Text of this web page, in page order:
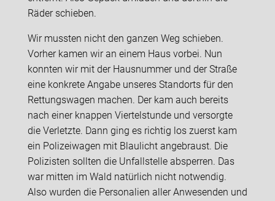
Räder schieben.
Wir mussten nicht den ganzen Weg schieben.
Vorher kamen wir an einem Haus vorbei. Nun
konnten wir mit der Hausnummer und der Straße
eine konkrete Angabe unseres Standorts für den
Rettungswagen machen. Der kam auch bereits
nach einer knappen Viertelstunde und versorgte
die Verletzte. Dann ging es richtig los zuerst kam
ein Polizeiwagen mit Blaulicht angebraust. Die
Polizisten sollten die Unfallstelle absperren. Das
war mitten im Wald natürlich nicht notwendig.
Also wurden die Personalien aller Anwesenden und